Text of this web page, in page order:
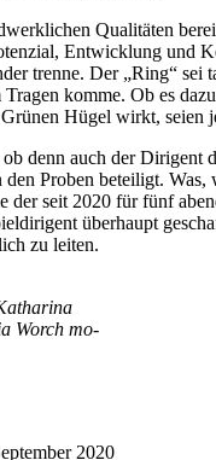
Qua­li­tä­ten
Ent­wick­lung und
tren­ne. Der „Ring“
kom­me. Ob es
Hü­gel wirkt, sei­en
denn auch der Di­ri­gent
Pro­ben be­tei­ligt.
der seit 2020 für fünf
über­haupt
zu leiten.
Worch mo­
2020